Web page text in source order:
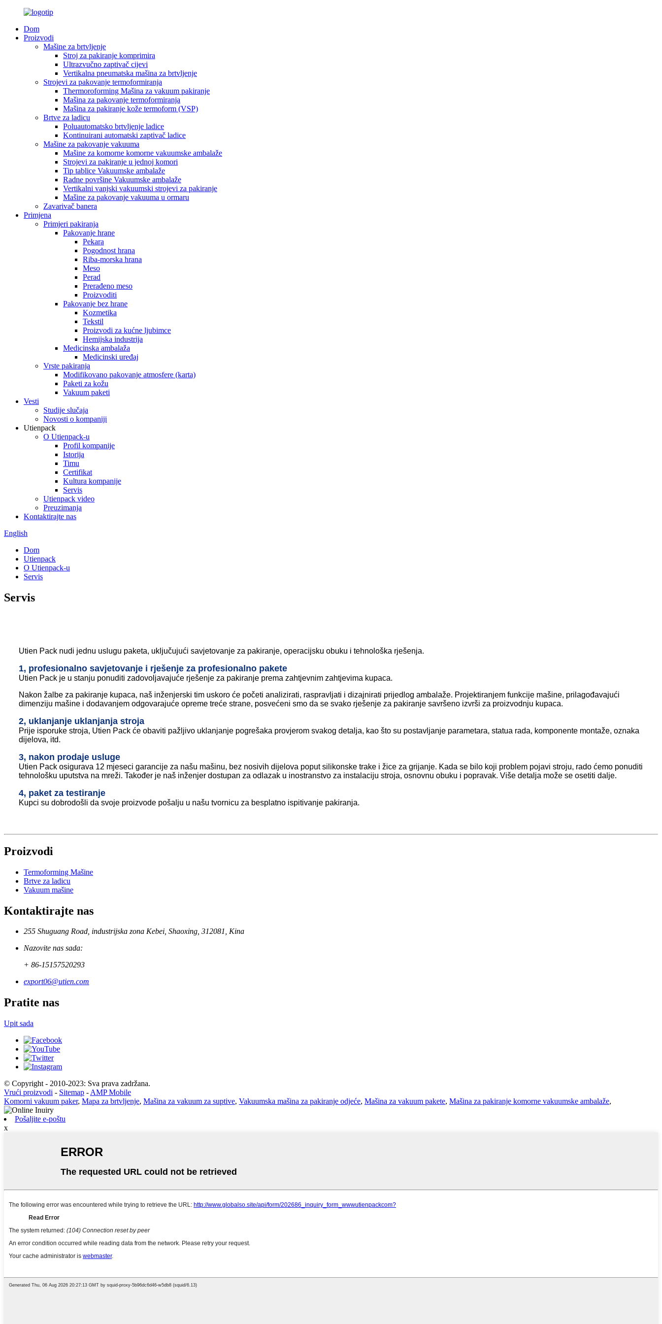
Dom
Proizvodi
Mašine za brtvljenje
Stroj za pakiranje komprimira
Ultrazvučno zaptivač cijevi
Vertikalna pneumatska mašina za brtvljenje
Strojevi za pakovanje termoformiranja
Thermoroforming Mašina za vakuum pakiranje
Mašina za pakovanje termoformiranja
Mašina za pakiranje kože termoform (VSP)
Brtve za ladicu
Poluautomatsko brtvljenje ladice
Kontinuirani automatski zaptivač ladice
Mašine za pakovanje vakuuma
Mašine za komorne komorne vakuumske ambalaže
Strojevi za pakiranje u jednoj komori
Tip tablice Vakuumske ambalaže
Radne površine Vakuumske ambalaže
Vertikalni vanjski vakuumski strojevi za pakiranje
Mašine za pakovanje vakuuma u ormaru
Zavarivač banera
Primjena
Primjeri pakiranja
Pakovanje hrane
Pekara
Pogodnost hrana
Riba-morska hrana
Meso
Perad
Prerađeno meso
Proizvoditi
Pakovanje bez hrane
Kozmetika
Tekstil
Proizvodi za kućne ljubimce
Hemijska industrija
Medicinska ambalaža
Medicinski uređaj
Vrste pakiranja
Modifikovano pakovanje atmosfere (karta)
Paketi za kožu
Vakuum paketi
Vesti
Studije slučaja
Novosti o kompaniji
Utienpack
O Utienpack-u
Profil kompanije
Istorija
Timu
Certifikat
Kultura kompanije
Servis
Utienpack video
Preuzimanja
Kontaktirajte nas
English
Dom
Utienpack
O Utienpack-u
Servis
Servis
Utien Pack nudi jednu uslugu paketa, uključujući savjetovanje za pakiranje, operacijsku obuku i tehnološka rješenja.
1, profesionalno savjetovanje i rješenje za profesionalno pakete
Utien Pack je u stanju ponuditi zadovoljavajuće rješenje za pakiranje prema zahtjevnim zahtjevima kupaca.
Nakon žalbe za pakiranje kupaca, naš inženjerski tim uskoro će početi analizirati, raspravljati i dizajnirati prijedlog ambalaže. Projektiranjem funkcije mašine, prilagođavajući
dimenziju mašine i dodavanjem odgovarajuće opreme treće strane, posvećeni smo da se svako rješenje za pakiranje savršeno izvrši za proizvodnju kupaca.
2, uklanjanje uklanjanja stroja
Prije isporuke stroja, Utien Pack će obaviti pažljivo uklanjanje pogrešaka provjerom svakog detalja, kao što su postavljanje parametara, statua rada, komponente montaže, oznaka
dijelova, itd.
3, nakon prodaje usluge
Utien Pack osigurava 12 mjeseci garancije za našu mašinu, bez nosivih dijelova poput silikonske trake i žice za grijanje. Kada se bilo koji problem pojavi stroju, rado ćemo ponuditi
tehnološku uputstva na mreži. Također je naš inženjer dostupan za odlazak u inostranstvo za instalaciju stroja, osnovnu obuku i popravak. Više detalja može se osetiti dalje.
4, paket za testiranje
Kupci su dobrodošli da svoje proizvode pošalju u našu tvornicu za besplatno ispitivanje pakiranja.
Proizvodi
Termoforming Mašine
Brtve za ladicu
Vakuum mašine
Kontaktirajte nas
255 Shuguang Road, industrijska zona Kebei, Shaoxing, 312081, Kina
Nazovite nas sada:
+ 86-15157520293
export06@utien.com
Pratite nas
Upit sada
© Copyright - 2010-2023: Sva prava zadržana.
Vrući proizvodi - Sitemap - AMP Mobile
Komorni vakuum paker, Mapa za brtvljenje, Mašina za vakuum za suptive, Vakuumska mašina za pakiranje odjeće, Mašina za vakuum pakete, Mašina za pakiranje komorne vakuumske ambalaže,
Pošaljite e-poštu
x